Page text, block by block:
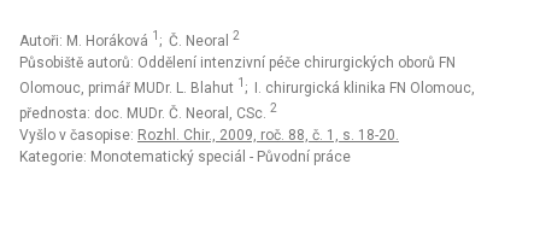
Autoři: M. Horáková 1 ; Č. Neoral 2
Působiště autorů: Oddělení intenzivní péče chirurgických oborů FN
Olomouc, primář MUDr. L. Blahut 1 ; I. chirurgická klinika FN Olomouc,
přednosta: doc. MUDr. Č. Neoral, CSc. 2
Vyšlo v časopise: Rozhl. Chir., 2009, roč. 88, č. 1, s. 18-20.
Kategorie: Monotematický speciál - Původní práce